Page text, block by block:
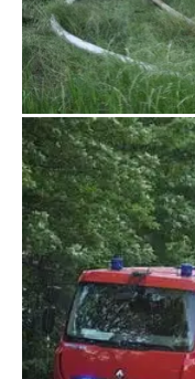
Kościan112